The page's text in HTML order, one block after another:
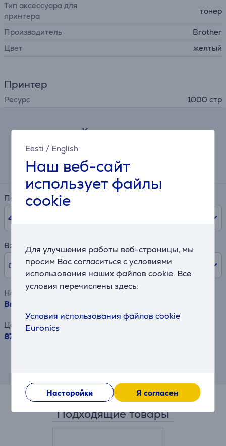
Eesti / English
Наш веб-сайт
использует файлы
cookie
Для улучшения работы веб-страницы, мы
просим Вас согласиться с условиями
использования наших файлов cookie. Все
условия перечислены здесь:
Условия использования файлов cookie
Euronics
Насторойки Я согласен
Тип аксессуара для
принтера
тонер
Производитель
Brother
Цвет
желтый
Принтер
Ресурс 1000 стр
Калькулятор
Примерный размер ежемесячного платежа
3 €
Период
48
Взнос
0% /0 €
Наименование товара
Brother TN248, желтый - Тонер
Цена
87.99 €
Подходящие товары